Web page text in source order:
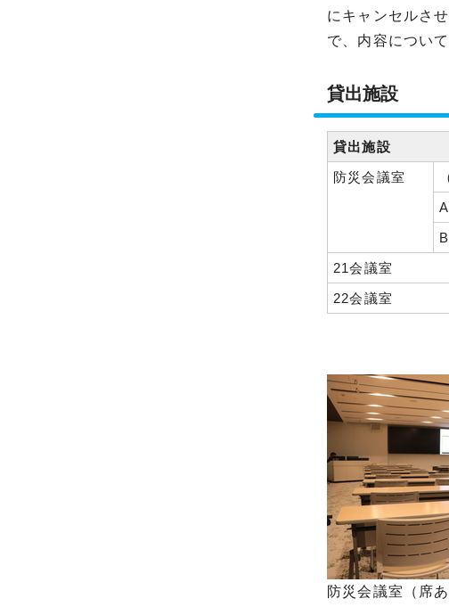
にキャンセルさ
で、内容につい
貸出施設
貸出施設
防災会議室
21会議室
22会議室
防災会議室（席あ